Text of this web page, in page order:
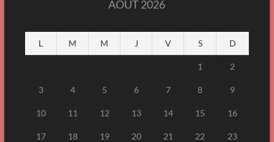
AOÛT 2026
L M M J V S D
1 2
3 4 5 6 7 8 9
10 11 12 13 14 15 16
17 18 19 20 21 22 23